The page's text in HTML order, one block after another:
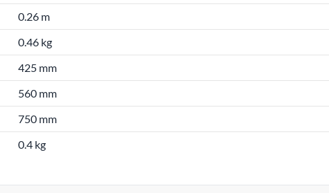
0.26 m
0.46 kg
425 mm
560 mm
750 mm
0.4 kg